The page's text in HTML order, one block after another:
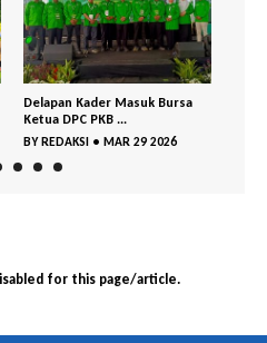
Kader Masuk Bursa
PKB ...
•MAR 29 2026
PDI Perjuangan–
BY
for this page/article.